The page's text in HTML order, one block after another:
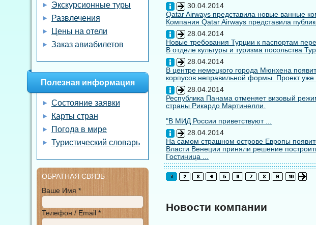
30.04.2014
Qatar Airways представила новые ванные
Компания Qatar Airways представила
28.04.2014
Новые требования Турции к паспортам
В отделе культуры и туризма посольства
28.04.2014
В центре немецкого города Мюнхена
корпусов неправильной формы. Проект уже
28.04.2014
Республика Панама отменяет визовый
страны Рикардо Мартинелли.
"В МИД России приветствуют ...
28.04.2014
На самом страшном острове Европы
Власти Венеции приняли решение
Гостиница ...
Новости компании
Экскурсионные туры
Развлечения
Цены на отели
Заказ авиабилетов
Полезная информация
Состояние заявки
Карты стран
Погода в мире
Туристический словарь
ОБРАТНАЯ СВЯЗЬ
Ваше Имя *
Телефон / Email *